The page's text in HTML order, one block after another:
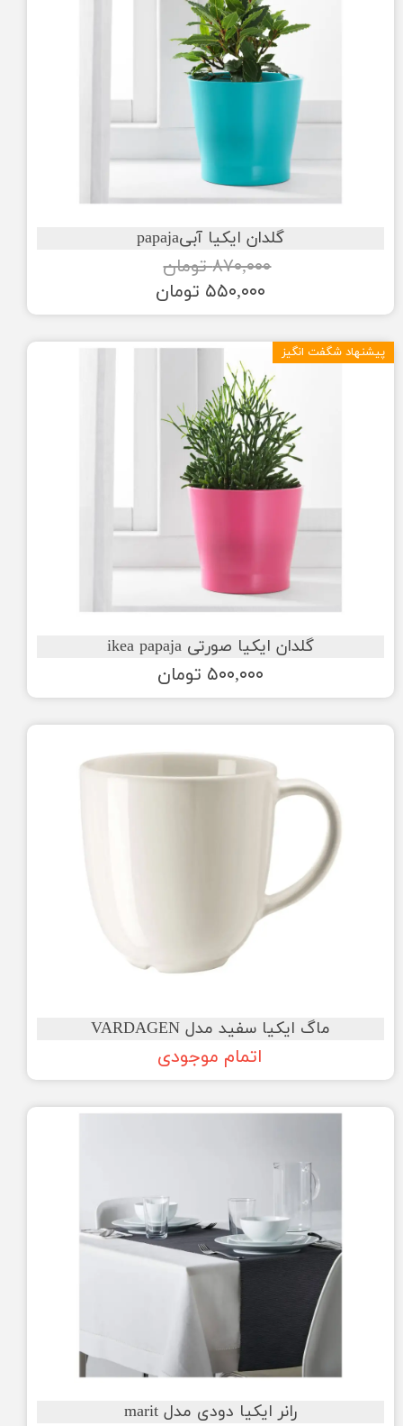
گلدان ایکیا آبیpapaja
۸۷۰,۰۰۰ تومان
۵۵۰,۰۰۰ تومان
گلدان ایکیا صورتی ikea papaja
۵۰۰,۰۰۰ تومان
پیشنهاد شگفت انگیز
ماگ ایکیا سفید مدل VARDAGEN
اتمام موجودی
رانر ایکیا دودی مدل marit